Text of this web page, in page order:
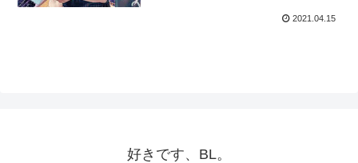
2021.04.15
好きです、BL。